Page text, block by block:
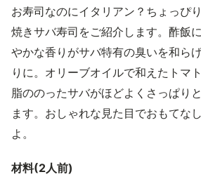
お寿司なのにイタリアン？ちょっぴ
焼きサバ寿司をご紹介します。酢飯
やかな香りがサバ特有の臭いを和ら
りに。オリーブオイルで和えたトマ
脂ののったサバがほどよくさっぱり
ます。おしゃれな見た目でおもてな
よ。
材料(2人前)